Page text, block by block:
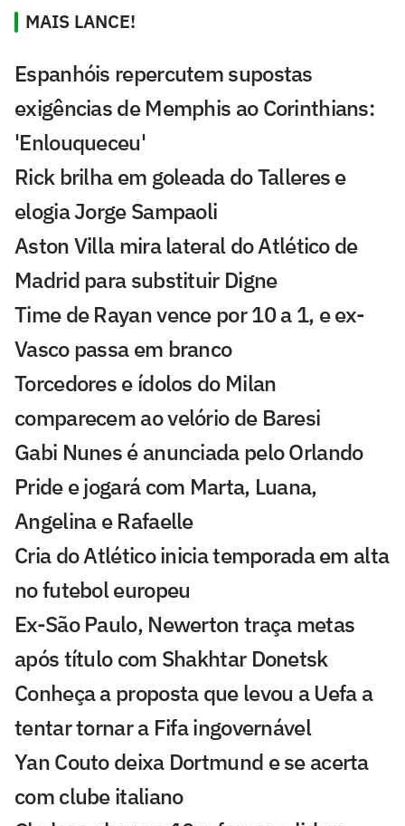
MAIS LANCE!
Espanhóis repercutem supostas
exigências de Memphis ao Corinthians:
'Enlouqueceu'
Rick brilha em goleada do Talleres e
elogia Jorge Sampaoli
Aston Villa mira lateral do Atlético de
Madrid para substituir Digne
Time de Rayan vence por 10 a 1, e ex-
Vasco passa em branco
Torcedores e ídolos do Milan
comparecem ao velório de Baresi
Gabi Nunes é anunciada pelo Orlando
Pride e jogará com Marta, Luana,
Angelina e Rafaelle
Cria do Atlético inicia temporada em alta
no futebol europeu
Ex-São Paulo, Newerton traça metas
após título com Shakhtar Donetsk
Conheça a proposta que levou a Uefa a
tentar tornar a Fifa ingovernável
Yan Couto deixa Dortmund e se acerta
com clube italiano